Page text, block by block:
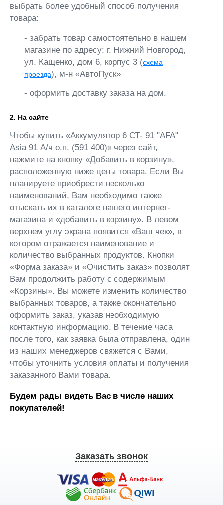
выбрать более удобный способ получения
товара:
- забрать товар самостоятельно в нашем
магазине по адресу: г. Нижний Новгород,
ул. Кащенко, дом 6, корпус 3 (схема
проезда), м-н «АвтоПуск»
- оформить доставку заказа на дом.
2. На сайте
Чтобы купить «Аккумулятор 6 СТ- 91 "AFA"
Asia 91 А/ч о.п. (591 400)» через сайт,
нажмите на кнопку «Добавить в корзину»,
расположенную ниже цены товара. Если Вы
планируете приобрести несколько
наименований, Вам необходимо также
отыскать их в каталоге нашего интернет-
магазина и «добавить в корзину». В левом
верхнем углу экрана появится «Ваш чек», в
котором отражается наименование и
количество выбранных продуктов. Кнопки
«Форма заказа» и «Очистить заказ» позволят
Вам продолжить работу с содержимым
«Корзины». Вы можете изменить количество
выбранных товаров, а также окончательно
оформить заказ, указав необходимую
контактную информацию. В течение часа
после того, как заявка была отправлена, один
из наших менеджеров свяжется с Вами,
чтобы уточнить условия оплаты и получения
заказанного Вами товара.
Будем рады видеть Вас в числе наших
покупателей!
Заказать звонок